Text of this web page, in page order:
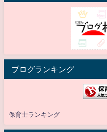
ブログランキング
保育士ランキング